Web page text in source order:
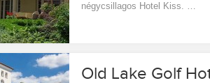
négycsillagos Hotel Kiss. …
Old Lake Golf